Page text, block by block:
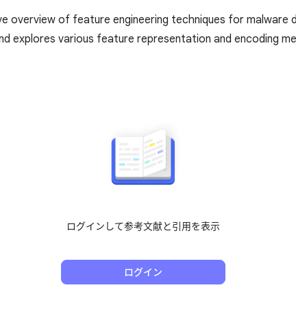
overview of feature engineering techniques for
explores various feature representation and encoding
ログインして参考文献と引用を表示
ログイン